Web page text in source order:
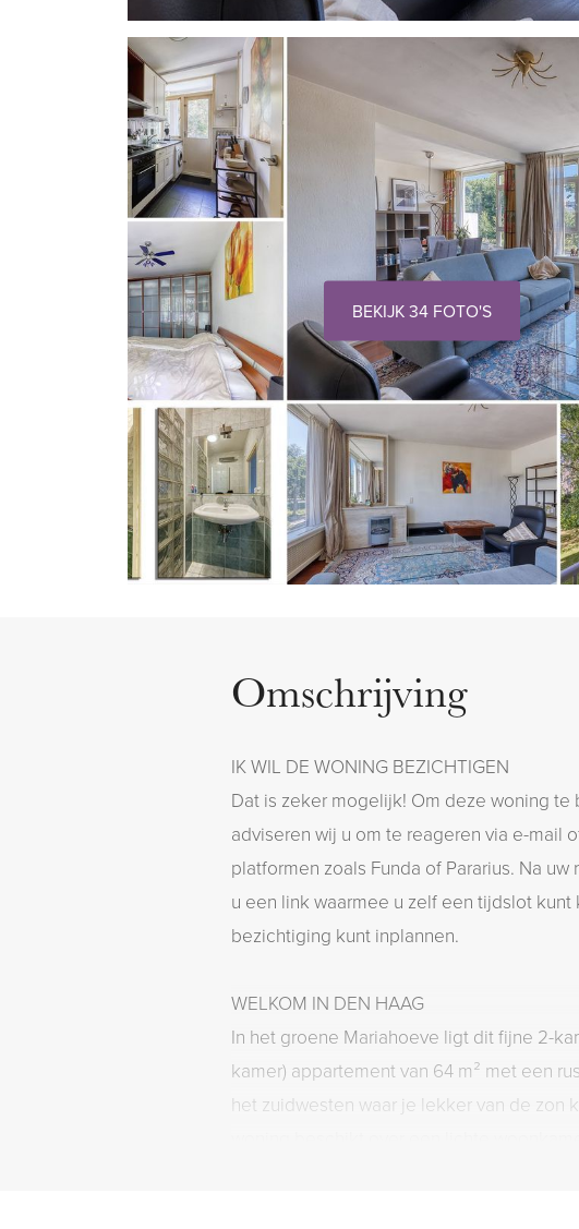
BEKIJK 34 FOTO'S
Omschrijving
IK WIL DE WONING BEZICHTIGEN
Dat is zeker mogelijk! Om deze woning te
adviseren wij u om te reageren via e-mail
platformen zoals Funda of Pararius. Na
u een link waarmee u zelf een tijdslot kunt
bezichtiging kunt inplannen.
WELKOM IN DEN HAAG
In het groene Mariahoeve ligt dit fijne 2-
kamer) appartement van 64 m² met een
het zuidwesten waar je lekker van de zon